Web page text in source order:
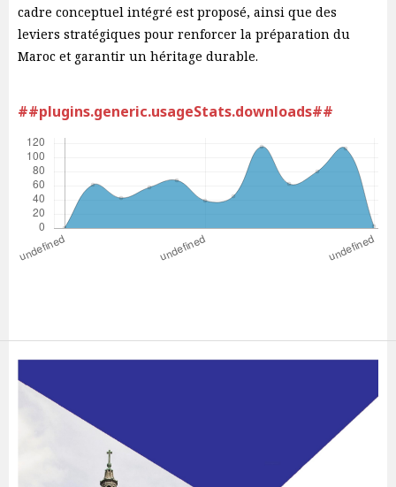
cadre conceptuel intégré est proposé, ainsi que des
leviers stratégiques pour renforcer la préparation du
Maroc et garantir un héritage durable.
##plugins.generic.usageStats.downloads##